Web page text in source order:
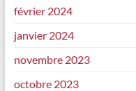
février 2024
janvier 2024
novembre 2023
octobre 2023